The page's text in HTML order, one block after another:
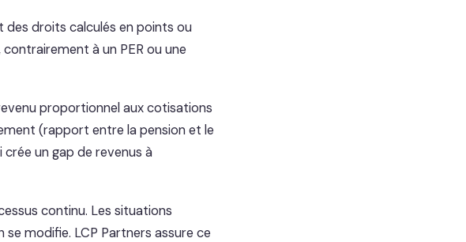
droits calculés en points ou
à un PER ou une
proportionnel aux cotisations
(rapport entre la pension et le
un gap de revenus à
continu. Les situations
modifie. LCP Partners assure ce